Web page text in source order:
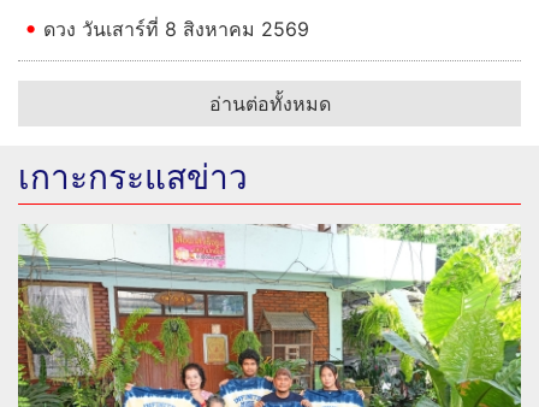
ดวง วันเสาร์ที่ 8 สิงหาคม 2569
อ่านต่อทั้งหมด
เกาะกระแสข่าว